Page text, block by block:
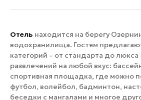
Отель находится на берегу
водохранилища. Гостям
категорий – от стандарта до
развлечений на любой вкус:
спортивная площадка, где можно
футбол, волейбол, бадминтон,
беседки с мангалами и многое